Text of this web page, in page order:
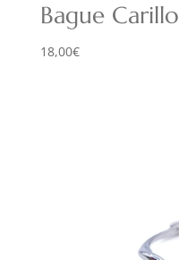
Bague Carillo
18,00€